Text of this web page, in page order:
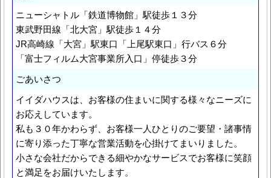
ニューシャトル「鉄道博物館」駅徒歩１３分
東武野田線「北大宮」駅徒歩１４分
JR高崎線「大宮」駅東口「上尾駅東口」行バス６分
「富士フィルム大宮事業所入口」停徒歩３分
ごあいさつ
イイダハウスは、お客様の住まいに関する様々なニーズに
お応えしています。
私も３０年かわらず、お客様一人ひとりのご要望・諸事情
に寄り添った丁寧な営業活動を心掛けてまいりました。
小さな会社だからできる細やかなサービスでお客様に笑顔
と満足をお届けいたします。